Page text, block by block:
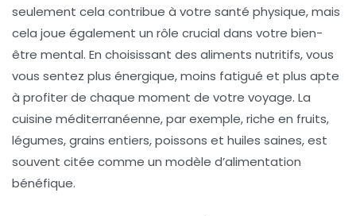
seulement cela contribue à votre santé physique, mais
cela joue également un rôle crucial dans votre bien-
être mental. En choisissant des aliments nutritifs, vous
vous sentez plus énergique, moins fatigué et plus apte
à profiter de chaque moment de votre voyage. La
cuisine méditerranéenne, par exemple, riche en fruits,
légumes, grains entiers, poissons et huiles saines, est
souvent citée comme un modèle d’alimentation
bénéfique.